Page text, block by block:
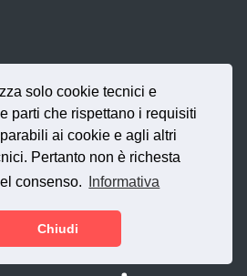
solo cookie tecnici e
parti che rispettano i requisiti
ai cookie e agli altri
Pertanto non è richesta
consenso.
Informativa
Chiudi